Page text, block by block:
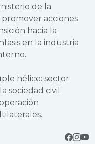
de la
acciones
hacia la
en la industria
hélice: sector
sociedad civil